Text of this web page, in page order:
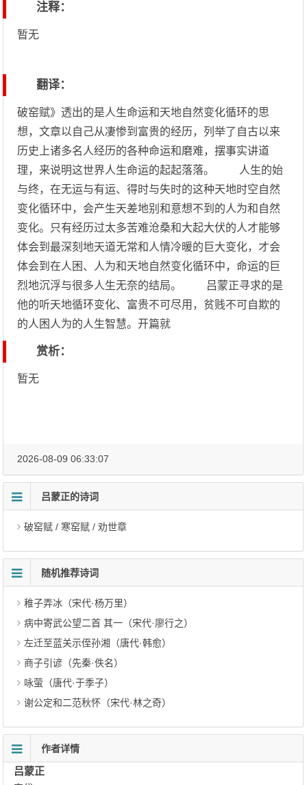
注释：
暂无
翻译：
破窑赋》透出的是人生命运和天地自然变化循环的思
想，文章以自己从凄惨到富贵的经历，列举了自古以来
历史上诸多名人经历的各种命运和磨难，摆事实讲道
理，来说明这世界人生命运的起起落落。 人生的始
与终，在无运与有运、得时与失时的这种天地时空自然
变化循环中，会产生天差地别和意想不到的人为和自然
变化。只有经历过太多苦难沧桑和大起大伏的人才能够
体会到最深刻地天道无常和人情冷暖的巨大变化，才会
体会到在人困、人为和天地自然变化循环中，命运的巨
烈地沉浮与很多人生无奈的结局。 吕蒙正寻求的是
他的听天地循环变化、富贵不可尽用，贫贱不可自欺的
的人困人为的人生智慧。开篇就
赏析：
暂无
2026-08-09 06:33:07
吕蒙正的诗词
破窑赋 / 寒窑赋 / 劝世章
随机推荐诗词
稚子弄冰（宋代·杨万里）
病中寄武公望二首 其一（宋代·廖行之）
左迁至蓝关示侄孙湘（唐代·韩愈）
商子引谚（先秦·佚名）
咏萤（唐代·于季子）
谢公定和二范秋怀（宋代·林之奇）
作者详情
吕蒙正